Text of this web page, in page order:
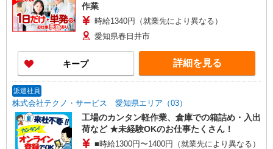
作業
時給1340円（就業先により異なる）
愛知県春日井市
キープ 詳細を見る
派遣社員
株式会社テクノ・サービス 愛知県エリア（03）
工場のカンタン軽作業、倉庫での箱詰め・入出
荷など ★未経験OKのお仕事たくさん！
■時給1300円〜1400円（就業先により異なる）